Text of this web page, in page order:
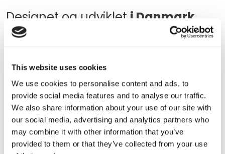
This website uses cookies
We use cookies to personalise content and ads, to
provide social media features and to analyse our traffic.
We also share information about your use of our site with
our social media, advertising and analytics partners who
may combine it with other information that you’ve
provided to them or that they’ve collected from your use
Designet og udviklet i Danmark
Partsplanner er dansk designet og dansk udviklet
software, som er sat i verden for at lette hverdagen
værksted eller skadecenter er oprettet på
Partsplanner, udtrækkes reservedelsdata
automatisk fra Forsi.dk/Autotaks, så du nemt og
hurtigt kan sende dine bestillinger videre til dine
foretrukne leverandører. Du har altid mulighed for at
få tilknyttet dine egne leverandører i Partsplanner.